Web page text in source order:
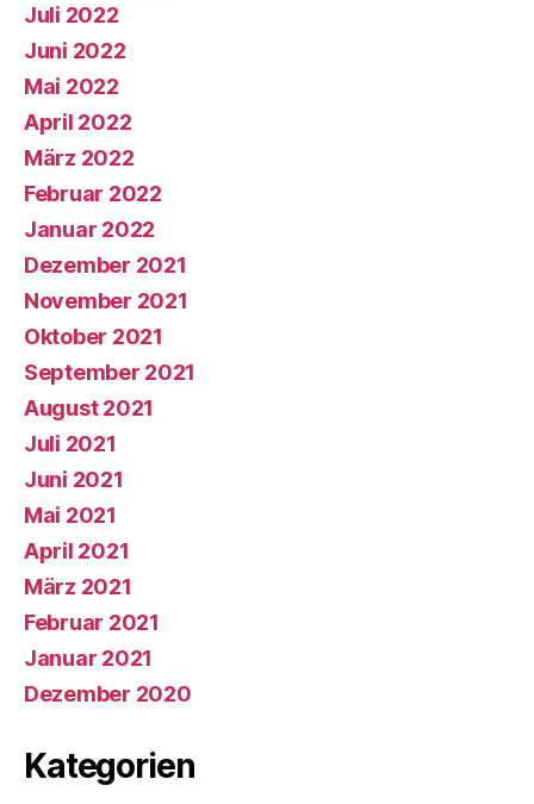
Juli 2022
Juni 2022
Mai 2022
April 2022
März 2022
Februar 2022
Januar 2022
Dezember 2021
November 2021
Oktober 2021
September 2021
August 2021
Juli 2021
Juni 2021
Mai 2021
April 2021
März 2021
Februar 2021
Januar 2021
Dezember 2020
Kategorien